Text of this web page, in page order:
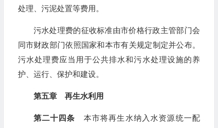
处理、污泥处置等费用。
污水处理费的征收标准由市价格行政主管部门会
同市财政部门依照国家和本市有关规定制定并公布。
污水处理费应当用于公共排水和污水处理设施的养
护、运行、保护和建设。
第五章 再生水利用
第二十四条 本市将再生水纳入水资源统一配